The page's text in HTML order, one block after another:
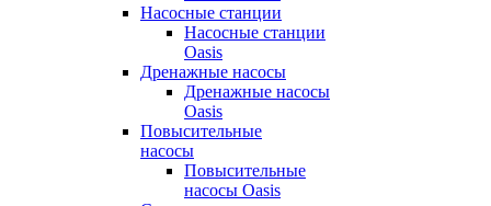
Насосные станции
Насосные станции
Oasis
Дренажные насосы
Дренажные насосы
Oasis
Повысительные
насосы
Повысительные
насосы Oasis